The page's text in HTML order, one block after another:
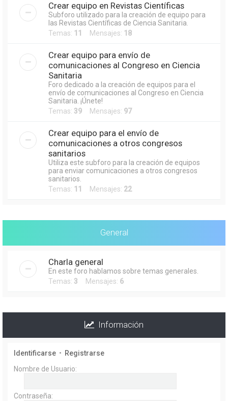
Crear equipo en Revistas Científicas
Subforo utilizado para la creación de equipo para
las Revistas Científicas de Ciencia Sanitaria.
Temas: 11 Mensajes: 18
Crear equipo para envío de
comunicaciones al Congreso en Ciencia
Sanitaria
Foro dedicado a la creación de equipos para el
envío de comunicaciones al Congreso en Ciencia
Sanitaria. ¡Únete!
Temas: 39 Mensajes: 97
Crear equipo para el envío de
comunicaciones a otros congresos
sanitarios
Utiliza este subforo para la creación de equipos
para enviar comunicaciones a otros congresos
sanitarios.
Temas: 11 Mensajes: 22
General
Charla general
En este foro hablamos sobre temas generales.
Temas: 3 Mensajes: 6
Información
Identificarse • Registrarse
Nombre de Usuario:
Contraseña: